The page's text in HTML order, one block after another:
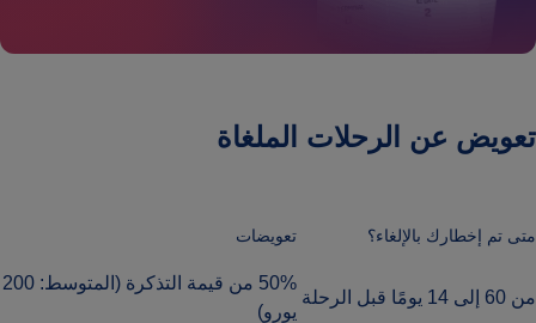
تعويض عن الرحلات الملغاة
متى تم إخطارك بالإلغاء؟ تعويضات
من 60 إلى 14 يومًا قبل الرحلة
50% من قيمة التذكرة (المتوسط: 200
يورو)